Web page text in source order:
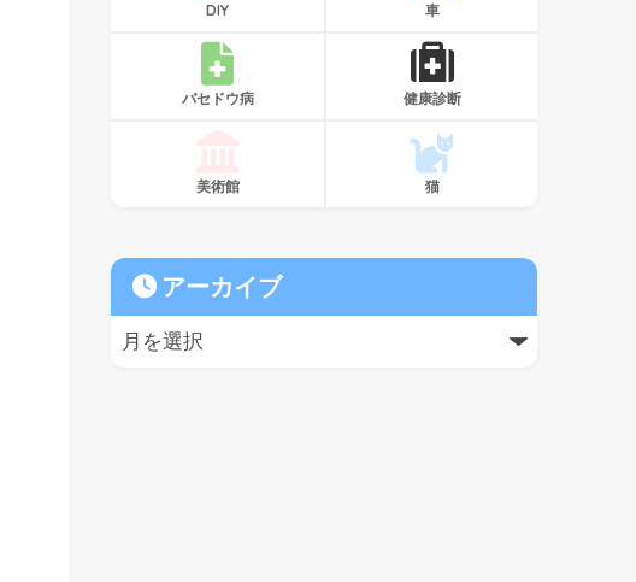
DIY 車
バセドウ病 健康診断
美術館 猫
アーカイブ